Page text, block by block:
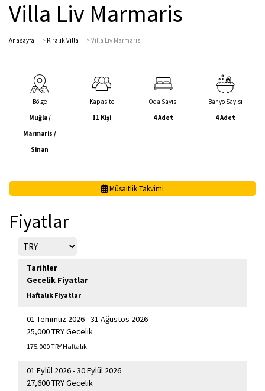
Villa Liv Marmaris
Anasayfa > Kiralık Villa >Villa Liv Marmaris
Bölge
Muğla /
Marmaris /
Sinan
Kapasite
11 Kişi
Oda Sayısı
4 Adet
Banyo Sayısı
4 Adet
Müsaitlik Takvimi
Fiyatlar
Tarihler
Gecelik Fiyatlar
Haftalık Fiyatlar
01 Temmuz 2026 - 31 Ağustos 2026
25,000 TRY Gecelik
175,000 TRY Haftalık
01 Eylül 2026 - 30 Eylül 2026
27,600 TRY Gecelik